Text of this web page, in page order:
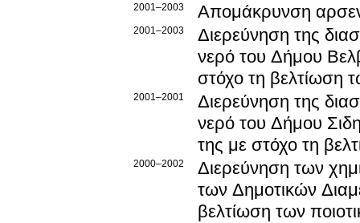
2001–2003 Απομάκρυνση
2001–2003
Διερεύνηση της
νερό του Δήμου
στόχο τη βελτίωση
2001–2001
Διερεύνηση της
νερό του Δήμου
της με στόχο τη
2000–2002
Διερεύνηση των
των Δημοτικών Διαμερισμάτων του Δήμου Αμυνταίου με στόχο τη
βελτίωση των